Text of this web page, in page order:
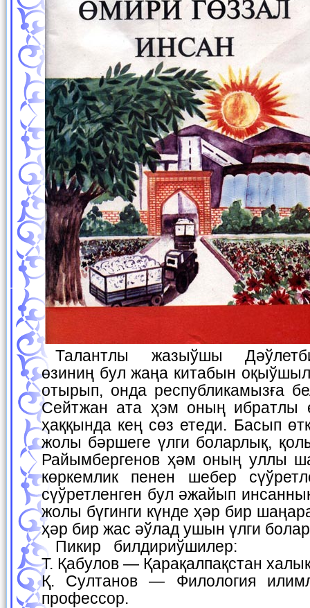
Талантлы жазыўшы Дәўлетбийке Шерниязова
өзиниң бул жаңа китабын
отырып, онда республикамызға
Сейтжан ата ҳэм оның ибратлы
ҳаққында кең сөз етеди. Басып
жолы бәршеге үлги боларлық,
Райымбергенов ҳәм оның уллы
көркемлик пенен шебер
сүўретленген бул әжайып
жолы бүгинги күнде ҳәр бир
ҳәр бир жас әўлад ушын үлги
Пикир билдириўшилер:
Т. Қабулов — Қарақалпақстан
Қ. Султанов — Филология
профессор.